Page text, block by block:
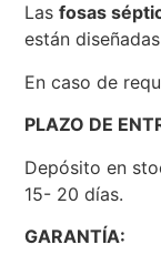
Lasfosas
están
En caso de
PLAZO DE
Depósito en
15- 20 días.
GARANTÍA: